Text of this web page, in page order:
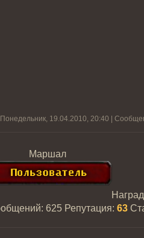
19.04.2010, 20:40 |
Маршал
625 Репутация: 63